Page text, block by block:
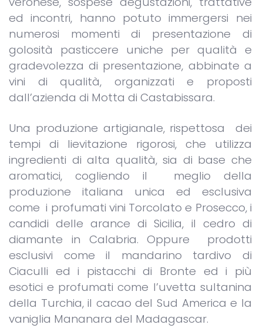
ed incontri, hanno potuto immergersi nei
numerosi momenti di presentazione di
golosità pasticcere uniche per qualità e
gradevolezza di presentazione, abbinate a
vini di qualità, organizzati e proposti
dall’azienda di Motta di Castabissara.
Una produzione artigianale, rispettosa dei
tempi di lievitazione rigorosi, che utilizza
ingredienti di alta qualità, sia di base che
aromatici, cogliendo il meglio della
produzione italiana unica ed esclusiva
come i profumati vini Torcolato e Prosecco, i
candidi delle arance di Sicilia, il cedro di
diamante in Calabria. Oppure prodotti
esclusivi come il mandarino tardivo di
Ciaculli ed i pistacchi di Bronte ed i più
esotici e profumati come l’uvetta sultanina
della Turchia, il cacao del Sud America e la
vaniglia Mananara del Madagascar.